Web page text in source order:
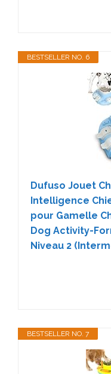
BESTSELLER NO. 6
Dufuso Jouet
Intelligence
pour Gamelle
Dog Activity-
Niveau 2
BESTSELLER NO. 7